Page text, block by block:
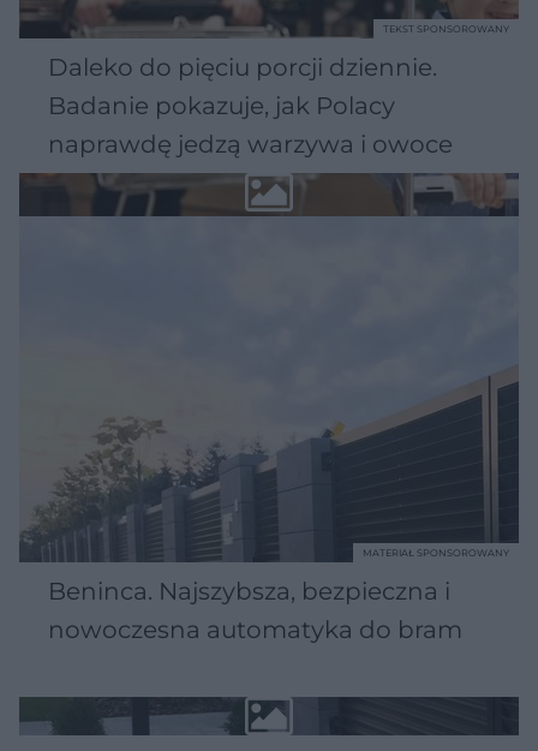
Daleko do pięciu porcji dziennie.
Badanie pokazuje, jak Polacy
naprawdę jedzą warzywa i owoce
TEKST SPONSOROWANY
Beninca. Najszybsza, bezpieczna i
nowoczesna automatyka do bram
MATERIAŁ SPONSOROWANY